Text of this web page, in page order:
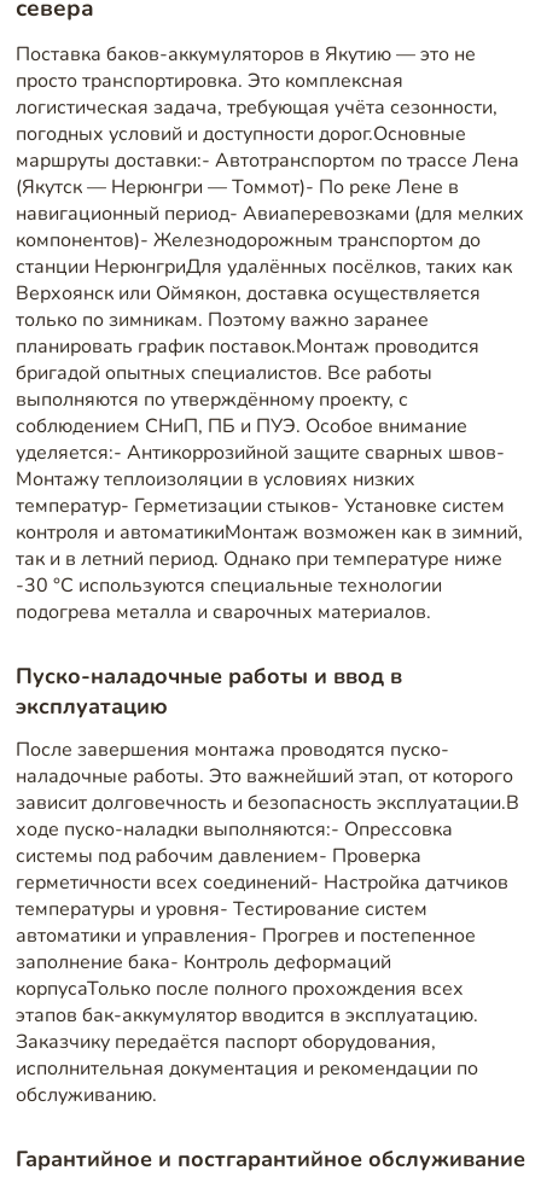
севера
Поставка баков-аккумуляторов в Якутию — это не
просто транспортировка. Это комплексная
логистическая задача, требующая учёта сезонности,
погодных условий и доступности дорог.Основные
маршруты доставки:- Автотранспортом по трассе Лена
(Якутск — Нерюнгри — Томмот)- По реке Лене в
навигационный период- Авиаперевозками (для мелких
компонентов)- Железнодорожным транспортом до
станции НерюнгриДля удалённых посёлков, таких как
Верхоянск или Оймякон, доставка осуществляется
только по зимникам. Поэтому важно заранее
планировать график поставок.Монтаж проводится
бригадой опытных специалистов. Все работы
выполняются по утверждённому проекту, с
соблюдением СНиП, ПБ и ПУЭ. Особое внимание
уделяется:- Антикоррозийной защите сварных швов-
Монтажу теплоизоляции в условиях низких
температур- Герметизации стыков- Установке систем
контроля и автоматикиМонтаж возможен как в зимний,
так и в летний период. Однако при температуре ниже
-30 °C используются специальные технологии
подогрева металла и сварочных материалов.
Пуско-наладочные работы и ввод в
эксплуатацию
После завершения монтажа проводятся пуско-
наладочные работы. Это важнейший этап, от которого
зависит долговечность и безопасность эксплуатации.В
ходе пуско-наладки выполняются:- Опрессовка
системы под рабочим давлением- Проверка
герметичности всех соединений- Настройка датчиков
температуры и уровня- Тестирование систем
автоматики и управления- Прогрев и постепенное
заполнение бака- Контроль деформаций
корпусаТолько после полного прохождения всех
этапов бак-аккумулятор вводится в эксплуатацию.
Заказчику передаётся паспорт оборудования,
исполнительная документация и рекомендации по
обслуживанию.
Гарантийное и постгарантийное обслуживание